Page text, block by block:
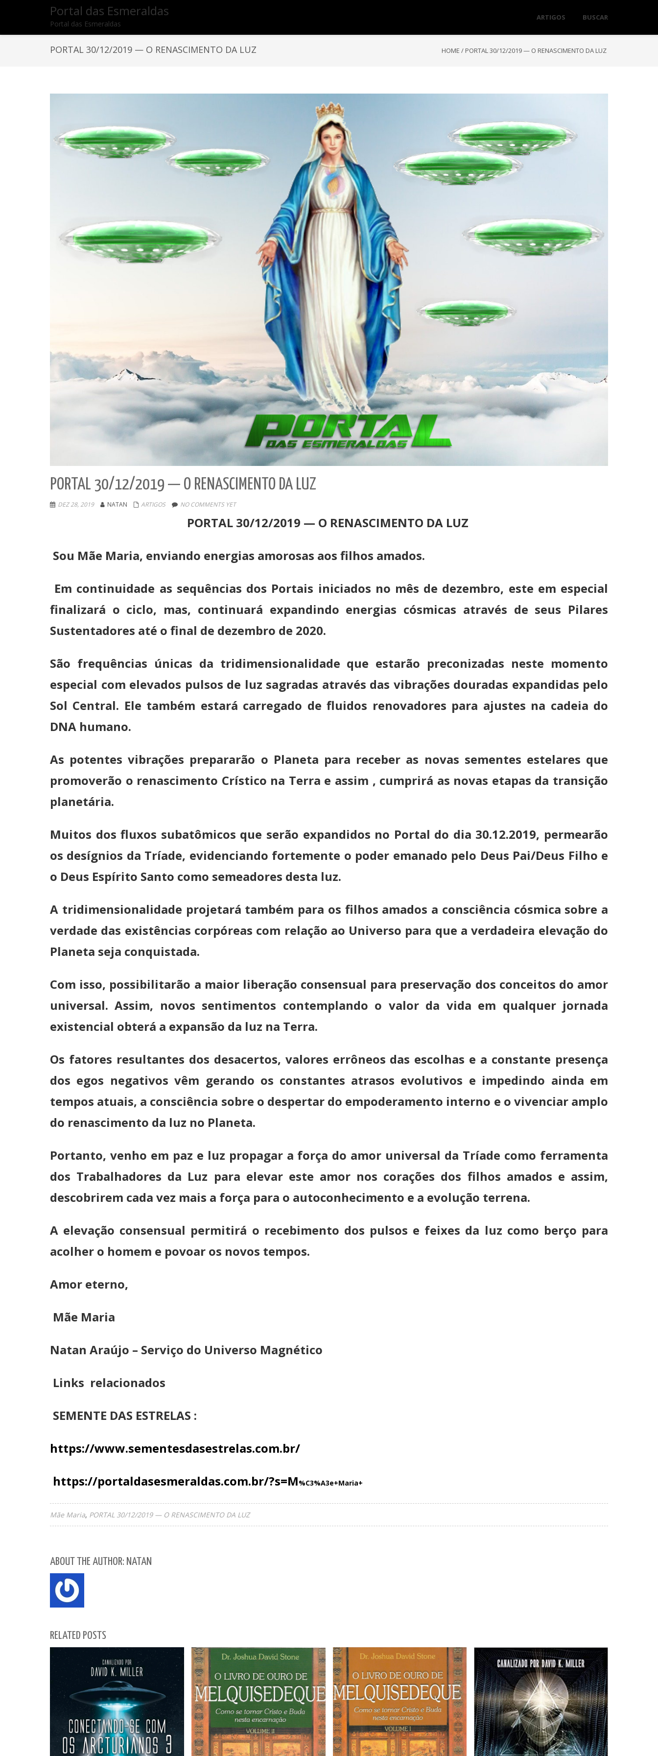
Portal das Esmeraldas
Portal das Esmeraldas
ARTIGOS BUSCAR
PORTAL 30/12/2019 — O RENASCIMENTO DA LUZ HOME / PORTAL 30/12/2019 — O RENASCIMENTO DA LUZ
PORTAL 30/12/2019 — O RENASCIMENTO DA LUZ
DEZ 28, 2019 NATAN ARTIGOS NO COMMENTS YET
PORTAL 30/12/2019 — O RENASCIMENTO DA LUZ
Sou Mãe Maria, enviando energias amorosas aos filhos amados.
Em continuidade as sequências dos Portais iniciados no mês de dezembro, este em especial
finalizará o ciclo, mas, continuará expandindo energias cósmicas através de seus Pilares
Sustentadores até o final de dezembro de 2020.
São frequências únicas da tridimensionalidade que estarão preconizadas neste momento
especial com elevados pulsos de luz sagradas através das vibrações douradas expandidas pelo
Sol Central. Ele também estará carregado de fluidos renovadores para ajustes na cadeia do
DNA humano.
As potentes vibrações prepararão o Planeta para receber as novas sementes estelares que
promoverão o renascimento Crístico na Terra e assim , cumprirá as novas etapas da transição
planetária.
Muitos dos fluxos subatômicos que serão expandidos no Portal do dia 30.12.2019, permearão
os desígnios da Tríade, evidenciando fortemente o poder emanado pelo Deus Pai/Deus Filho e
o Deus Espírito Santo como semeadores desta luz.
A tridimensionalidade projetará também para os filhos amados a consciência cósmica sobre a
verdade das existências corpóreas com relação ao Universo para que a verdadeira elevação do
Planeta seja conquistada.
Com isso, possibilitarão a maior liberação consensual para preservação dos conceitos do amor
universal. Assim, novos sentimentos contemplando o valor da vida em qualquer jornada
existencial obterá a expansão da luz na Terra.
Os fatores resultantes dos desacertos, valores errôneos das escolhas e a constante presença
dos egos negativos vêm gerando os constantes atrasos evolutivos e impedindo ainda em
tempos atuais, a consciência sobre o despertar do empoderamento interno e o vivenciar amplo
do renascimento da luz no Planeta.
Portanto, venho em paz e luz propagar a força do amor universal da Tríade como ferramenta
dos Trabalhadores da Luz para elevar este amor nos corações dos filhos amados e assim,
descobrirem cada vez mais a força para o autoconhecimento e a evolução terrena.
A elevação consensual permitirá o recebimento dos pulsos e feixes da luz como berço para
acolher o homem e povoar os novos tempos.
Amor eterno,
Mãe Maria
Natan Araújo – Serviço do Universo Magnético
Links relacionados
SEMENTE DAS ESTRELAS :
https://www.sementesdasestrelas.com.br/
https://portaldasesmeraldas.com.br/?s=M%C3%A3e+Maria+
Mãe Maria PORTAL 30/12/2019 — O RENASCIMENTO DA LUZ
ABOUT THE AUTHOR: NATAN
RELATED POSTS